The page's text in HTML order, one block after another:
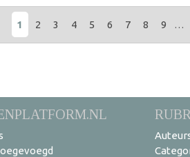
1 2 3 4 5 6 7 8 9 …